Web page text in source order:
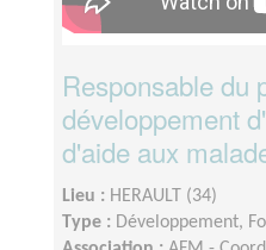
Responsable du
développement
d'aide aux
Lieu : HERAULT (34)
Type : Développement,